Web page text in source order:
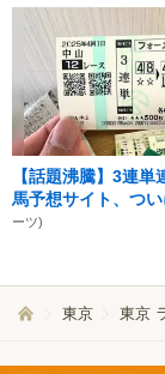
【話題沸騰】3連単
馬予想サイト、つい
ーツ)
東京 東京